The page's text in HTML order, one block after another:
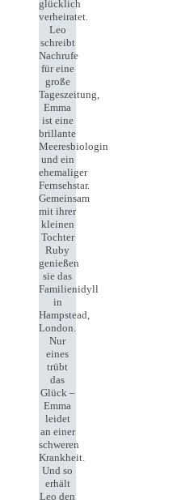
glücklich
verheiratet.
Leo
schreibt
Nachrufe
für eine
große
Tageszeitung,
Emma
ist eine
brillante
Meeresbiologin
und ein
ehemaliger
Fernsehstar.
Gemeinsam
mit ihrer
kleinen
Tochter
Ruby
genießen
sie das
Familienidyll
in
Hampstead,
London.
Nur
eines
trübt
das
Glück –
Emma
leidet
an einer
schweren
Krankheit.
Und so
erhält
Leo den